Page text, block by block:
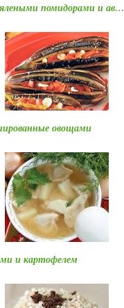
помидорами и ав…
овощами
и картофелем